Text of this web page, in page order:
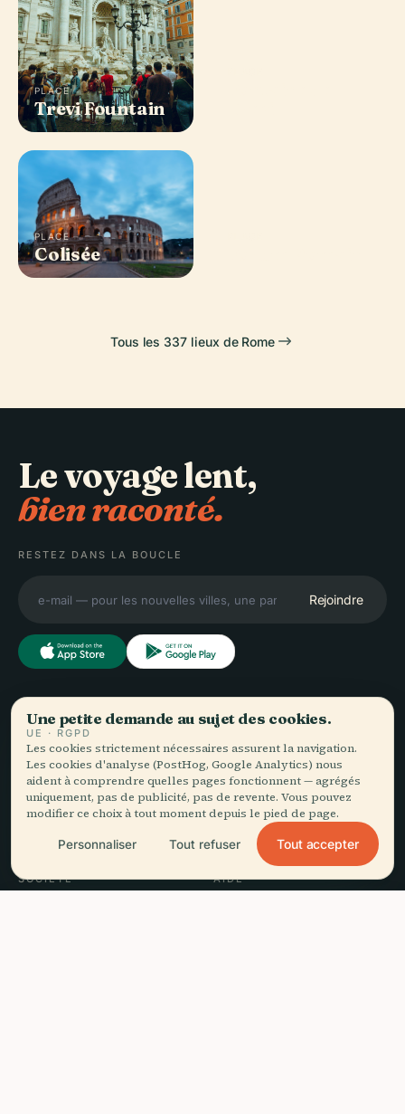
PLACE
Trevi Fountain
PLACE
Colisée
Tous les 337 lieux de Rome
Le voyage lent,
bien raconté.
RESTEZ DANS LA BOUCLE
Rejoindre
Audiala
Des guides audio pour votre
vraie façon de flâner —
sourcés honnêtement,
narrés pour la rue,
téléchargés en une fois.
Destinations
Guides
Conseils de voyage
Voir les tarifs
Télécharger
SOCIÉTÉ AIDE
Une petite demande au sujet des cookies.
UE · RGPD
Les cookies strictement nécessaires assurent la navigation.
Les cookies d'analyse (PostHog, Google Analytics) nous
aident à comprendre quelles pages fonctionnent — agrégés
uniquement, pas de publicité, pas de revente. Vous pouvez
modifier ce choix à tout moment depuis le pied de page.
Personnaliser Tout refuser Tout accepter